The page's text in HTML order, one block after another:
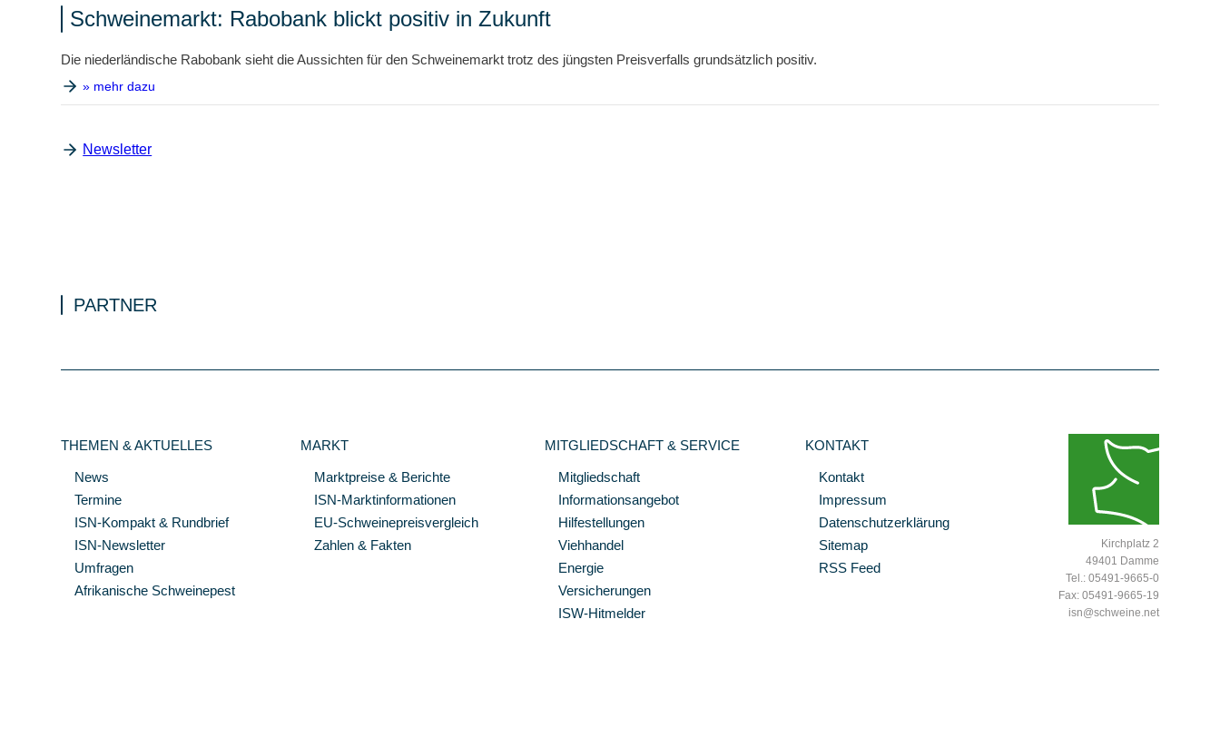
Schweinemarkt: Rabobank blickt positiv in Zukunft
Die niederländische Rabobank sieht die Aussichten für den Schweinemarkt trotz des jüngsten Preisverfalls grundsätzlich positiv.
» mehr dazu
Newsletter
PARTNER
THEMEN & AKTUELLES
News
Termine
ISN-Kompakt & Rundbrief
ISN-Newsletter
Umfragen
Afrikanische Schweinepest
MARKT
Marktpreise & Berichte
ISN-Marktinformationen
EU-Schweinepreisvergleich
Zahlen & Fakten
MITGLIEDSCHAFT & SERVICE
Mitgliedschaft
Informationsangebot
Hilfestellungen
Viehhandel
Energie
Versicherungen
ISW-Hitmelder
KONTAKT
Kontakt
Impressum
Datenschutzerklärung
Sitemap
RSS Feed
Kirchplatz 2
49401 Damme
Tel.: 05491-9665-0
Fax: 05491-9665-19
isn@schweine.net